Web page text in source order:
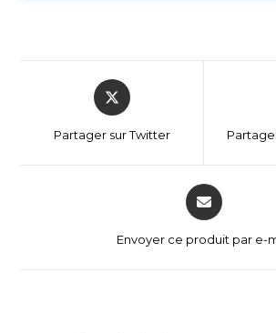
Partager sur Twitter
Envoyer ce produit par e-